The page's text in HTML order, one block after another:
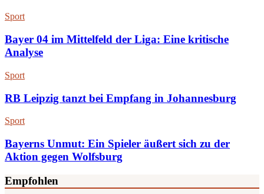
Sport
Bayer 04 im Mittelfeld der Liga: Eine kritische
Analyse
Sport
RB Leipzig tanzt bei Empfang in Johannesburg
Sport
Bayerns Unmut: Ein Spieler äußert sich zu der
Aktion gegen Wolfsburg
Empfohlen